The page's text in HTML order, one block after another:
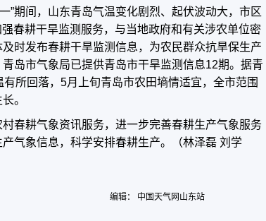
”期间，山东青岛气温变化剧烈、起伏波动大，市区
春耕干旱监测服务，与当地政府和有关涉农单位密
时发布春耕干旱监测信息，为农民群众抗旱保生产
岛市气象局已提供青岛市干旱监测信息12期。据青
所回落，5月上旬青岛市农田墒情适宜，全市范围
。
春耕气象资讯服务，进一步完善春耕生产气象服务
气象信息，科学安排春耕生产。（林泽磊 刘学
编辑： 中国天气网山东站